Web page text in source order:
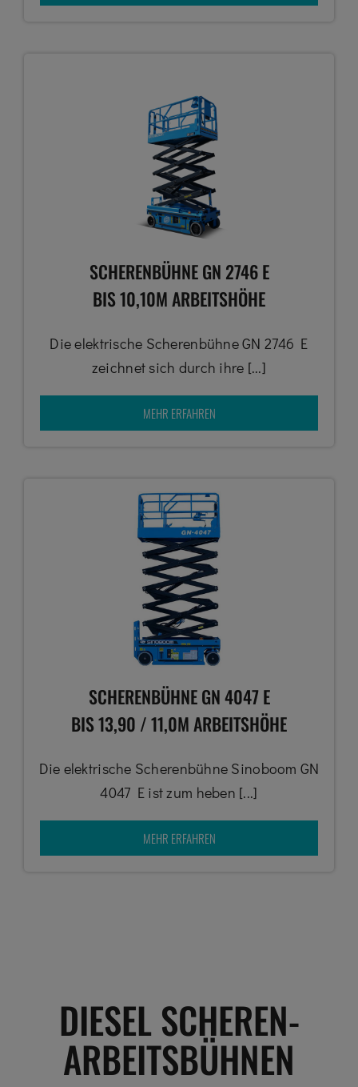
SCHERENBÜHNE GN 2746 E
BIS 10,10M ARBEITSHÖHE
Die elektrische Scherenbühne GN 2746 E
zeichnet sich durch ihre [...]
MEHR ERFAHREN
SCHERENBÜHNE GN 4047 E
BIS 13,90 / 11,0M ARBEITSHÖHE
Die elektrische Scherenbühne Sinoboom GN
4047 E ist zum heben [...]
MEHR ERFAHREN
DIESEL SCHEREN-
ARBEITSBÜHNEN